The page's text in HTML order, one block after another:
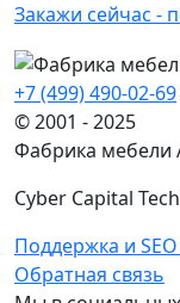
Закажи сейчас -
+7 (499) 490-02-69
© 2001 - 2025
Фабрика мебели
Cyber Capital
Поддержка и
Обратная связь